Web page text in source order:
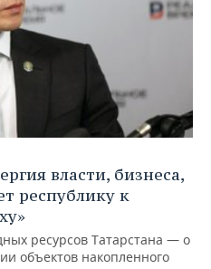
власти, бизнеса,
республику к
ресурсов Татарстана — о
объектов накопленного